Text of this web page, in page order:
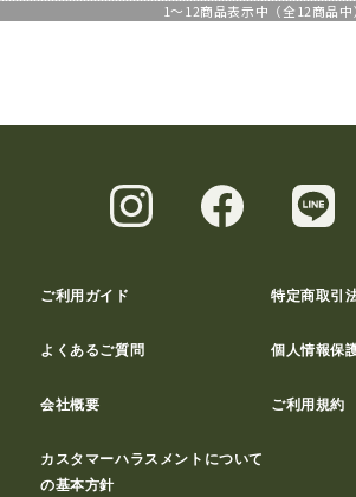
1～ 12商品表示中（全 12商品中
ご利用ガイド 特定商取引
よくあるご質問 個人情報保
会社概要 ご利用規約
カスタマーハラスメントについて
の基本方針